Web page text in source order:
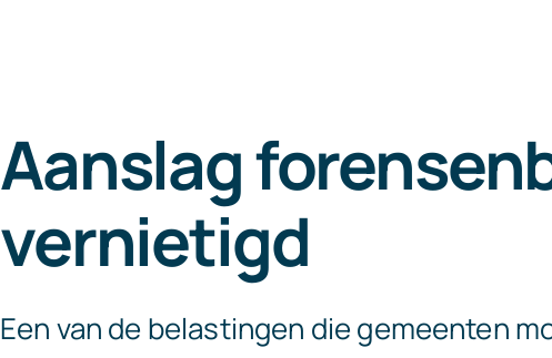
Aanslag
vernietigd
Een van de belastingen die gemeenten